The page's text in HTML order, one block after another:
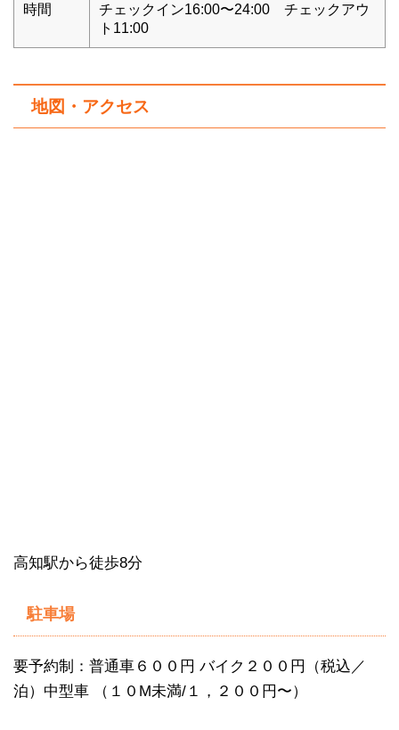
時間
チェックイン16:00〜24:00 チェックアウ
ト11:00
地図・アクセス
高知駅から徒歩8分
駐車場
要予約制：普通車６００円 バイク２００円（税込／
泊）中型車 （１０M未満/１，２００円〜）